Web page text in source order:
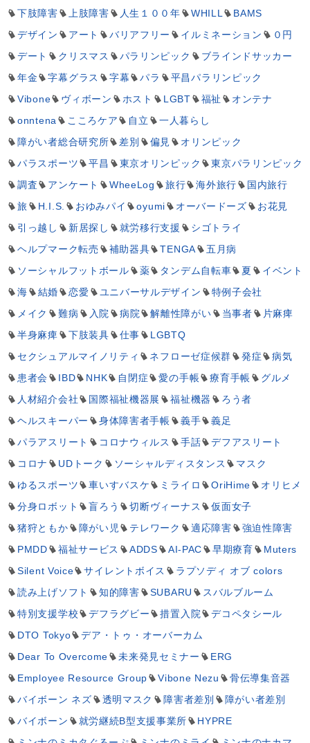
下肢障害
上肢障害 人生１００年 WHILL
BAMS
デザイン
アート バリアフリー イルミネーション
０円
デート
クリスマス パラリンピック
ブラインドサッカー
年金
字幕グラス 字幕 パラ
平昌パラリンピック
Vibone
ヴィボーン ホスト LGBT 福祉
オンテナ
onntena
こころケア 自立
一人暮らし
障がい者総合研究所
差別 偏見
オリンピック
パラスポーツ
平昌 東京オリンピック
東京パラリンピック
調査
アンケート WheeLog 旅行 海外旅行
国内旅行
旅
H.I.S. おゆみパイ oyumi オーバードーズ
お花見
引っ越し
新居探し 就労移行支援
シゴトライ
ヘルプマーク転売
補助器具 TENGA
五月病
ソーシャルフットボール
薬 タンデム自転車 夏
イベント
海
結婚 恋愛 ユニバーサルデザイン
特例子会社
メイク
難病 入院 病院 解離性障がい 当事者
片麻痺
半身麻痺
下肢装具 仕事
LGBTQ
セクシュアルマイノリティ
ネフローゼ症候群 発症
病気
患者会
IBD NHK 自閉症 愛の手帳 療育手帳
グルメ
人材紹介会社
国際福祉機器展 福祉機器
ろう者
ヘルスキーパー
身体障害者手帳 義手
義足
パラアスリート
コロナウィルス 手話
デフアスリート
コロナ
UDトーク ソーシャルディスタンス
マスク
ゆるスポーツ
車いすバスケ ミライロ OriHime
オリヒメ
分身ロボット
盲ろう 切断ヴィーナス
仮面女子
猪狩ともか
障がい児 テレワーク 適応障害
強迫性障害
PMDD
福祉サービス ADDS AI-PAC 早期療育
Muters
Silent Voice
サイレントボイス
ラプソディ オブ colors
読み上げソフト
知的障害 SUBARU
スバルブルーム
特別支援学校
デフラグビー 措置入院
デコペタシール
DTO Tokyo
デア・トゥ・オーバーカム
Dear To Overcome
未来発見セミナー
ERG
Employee Resource Group
Vibone Nezu
骨伝導集音器
バイボーン ネズ
透明マスク 障害者差別
障がい者差別
バイボーン
就労継続B型支援事業所
HYPRE